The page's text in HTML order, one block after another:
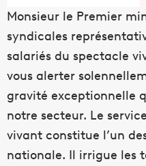
Monsieur le Premier
syndicales
salariés du spectacle
vous alerter
gravité exceptionnelle
notre secteur. Le
vivant constitue l’un
nationale. Il irrigue les